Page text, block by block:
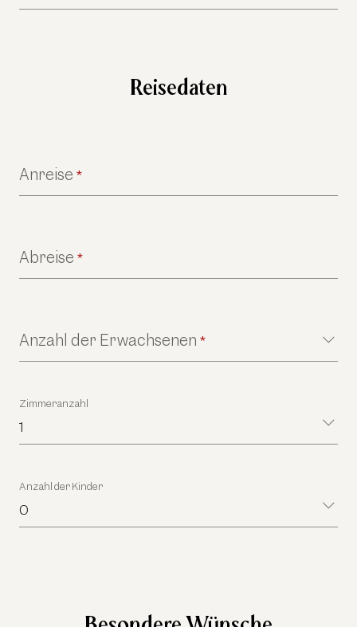
Reisedaten
Anreise *
Abreise *
Anzahl der Erwachsenen *
Zimmeranzahl
1
Anzahl der Kinder
0